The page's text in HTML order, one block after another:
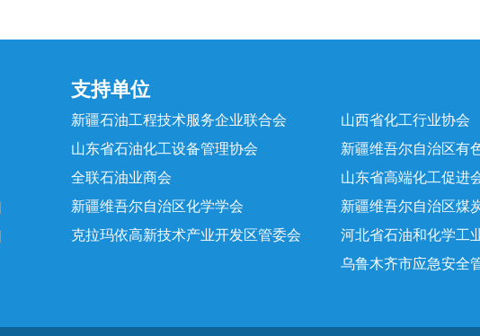
支持单位
新疆石油工程技术服务企业联合会
山东省石油化工设备管理协会
全联石油业商会
新疆维吾尔自治区化学学会
克拉玛依高新技术产业开发区管委会
山西省化工行业协会
新疆维吾尔自治区有
山东省高端化工促进
新疆维吾尔自治区煤
河北省石油和化学工
乌鲁木齐市应急安全